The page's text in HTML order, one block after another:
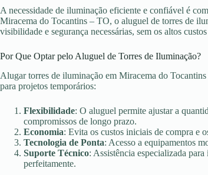
A necessidade de iluminação eficiente e confiável é
Miracema do Tocantins – TO, o aluguel de torres de
visibilidade e segurança necessárias, sem os altos
Por Que Optar pelo Aluguel de Torres de Iluminação?
Alugar torres de iluminação em Miracema do
para projetos temporários:
Flexibilidade: O aluguel permite ajustar a
compromissos de longo prazo.
Economia: Evita os custos iniciais de compra e
Tecnologia de Ponta: Acesso a equipamentos
Suporte Técnico: Assistência especializada
perfeitamente.